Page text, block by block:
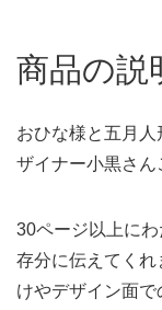
商品の説
おひな様と五月
ザイナー小黒さん
30ページ以上に
存分に伝えてく
けやデザイン面で